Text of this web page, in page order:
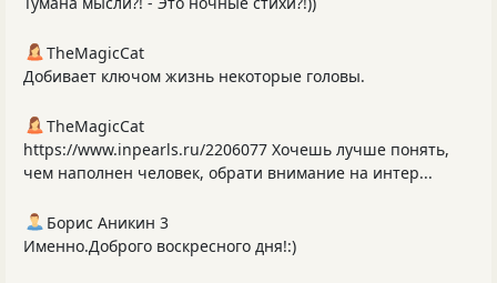
TheMagicCat
Добивает ключом жизнь некоторые головы.
TheMagicCat
https://www.inpearls.ru/2206077 Хочешь лучше понять,
чем наполнен человек, обрати внимание на интер...
Борис Аникин 3
Именно.Доброго воскресного дня!:)